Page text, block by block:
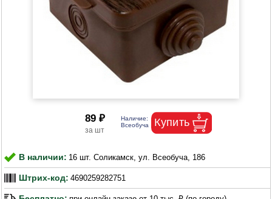
89 ₽
В наличии: 16 шт. Соликамск, ул. Всеобуча, 186
Штрих-код: 4690259282751